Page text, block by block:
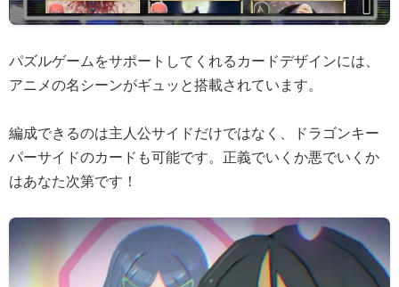
パズルゲームをサポートしてくれるカードデザインには、
アニメの名シーンがギュッと搭載されています。
編成できるのは主人公サイドだけではなく、ドラゴンキー
パーサイドのカードも可能です。正義でいくか悪でいくか
はあなた次第です！